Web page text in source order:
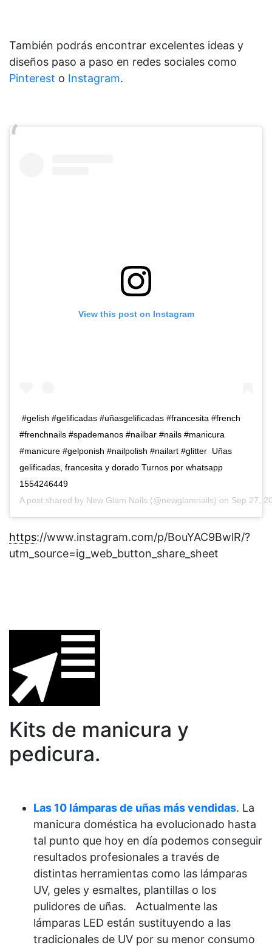
También podrás encontrar excelentes ideas y
diseños paso a paso en redes sociales como
Pinterest o Instagram.
View this post on Instagram
#gelish #gelificadas #uñasgelificadas #francesita #french
#frenchnails #spademanos #nailbar #nails #manicura
#manicure #gelponish #nailpolish #nailart #glitter Uñas
gelificadas, francesita y dorado Turnos por whatsapp
1554246449
A post shared by New Glam Nails (@newglamnails) on Sep 27,
https://www.instagram.com/p/BouYAC9BwlR/?
utm_source=ig_web_button_share_sheet
Kits de manicura y
pedicura.
Las 10 lámparas de uñas más vendidas. La
manicura doméstica ha evolucionado hasta
tal punto que hoy en día podemos conseguir
resultados profesionales a través de
distintas herramientas como las lámparas
UV, geles y esmaltes, plantillas o los
pulidores de uñas. Actualmente las
lámparas LED están sustituyendo a las
tradicionales de UV por su menor consumo